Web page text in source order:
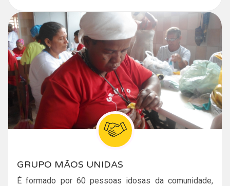
GRUPO MÃOS UNIDAS
É formado por 60 pessoas idosas da comunidade,